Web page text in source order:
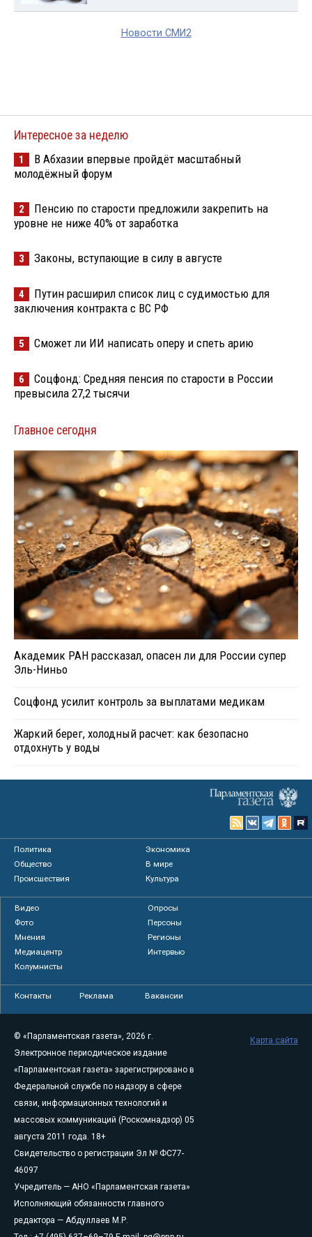
Новости СМИ2
Интересное за неделю
1
В Абхазии впервые пройдёт масштабный
молодёжный форум
2
Пенсию по старости предложили закрепить на
уровне не ниже 40% от заработка
3 Законы, вступающие в силу в августе
4
Путин расширил список лиц с судимостью для
заключения контракта с ВС РФ
5 Сможет ли ИИ написать оперу и спеть арию
6
Соцфонд: Средняя пенсия по старости в России
превысила 27,2 тысячи
Главное сегодня
Академик РАН рассказал, опасен ли для России супер
Эль-Ниньо
Соцфонд усилит контроль за выплатами медикам
Жаркий берег, холодный расчет: как безопасно
отдохнуть у воды
Политика
Экономика
Общество
В мире
Происшествия
Культура
Видео
Опросы
Фото
Персоны
Мнения
Регионы
Медиацентр
Интервью
Колумнисты
Контакты Реклама Вакансии
© «Парламентская газета», 2026 г.
Электронное периодическое издание
«Парламентская газета» зарегистрировано в
Федеральной службе по надзору в сфере
связи, информационных технологий и
массовых коммуникаций (Роскомнадзор) 05
августа 2011 года. 18+
Свидетельство о регистрации Эл № ФС77-
46097
Учредитель — АНО «Парламентская газета»
Исполняющий обязанности главного
редактора — Абдуллаев М.Р.
Карта сайта